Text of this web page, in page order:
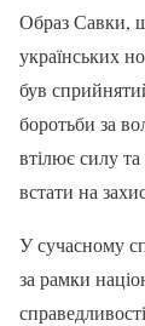
Образ Савки,
українських
був
боротьби за
втілює силу
встати на
У сучасному
за рамки